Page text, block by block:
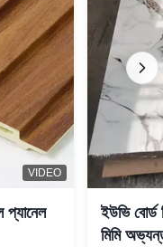
VIDEO
প্যানেল
ইউভি
মিমি